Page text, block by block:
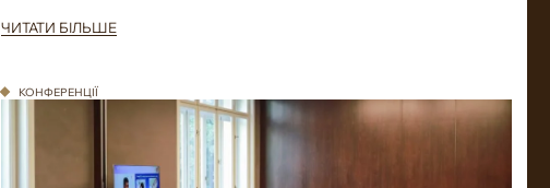
ЧИТАТИ БІЛЬШЕ
КОНФЕРЕНЦІЇ